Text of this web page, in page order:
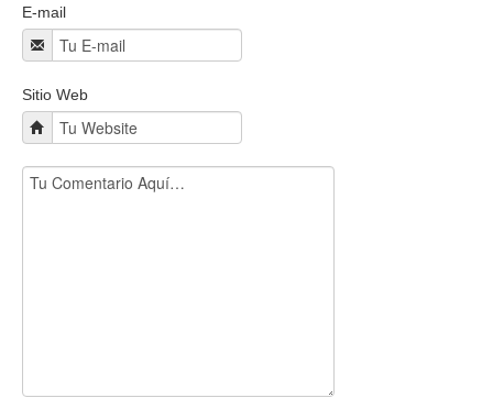
E-mail
Sitio Web